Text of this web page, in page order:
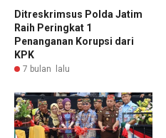
Ditreskrimsus Polda Jatim
Raih Peringkat 1
Penanganan Korupsi dari
KPK
7 bulan lalu